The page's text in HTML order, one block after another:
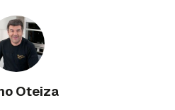
Oteiza